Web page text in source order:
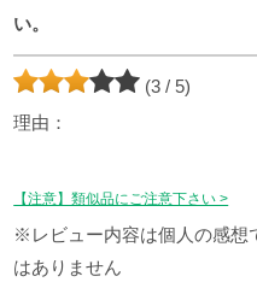
い。
(3 / 5)
理由：
【注意】類似品にご注意下さい >
※レビュー内容は個人の感想
はありません